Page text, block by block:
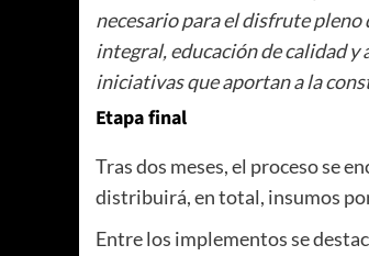
necesario para el disfrute pleno
integral, educación de calidad y
iniciativas que aportan a la
Etapa final
Tras dos meses, el proceso se
distribuirá, en total, insumos
Entre los implementos se